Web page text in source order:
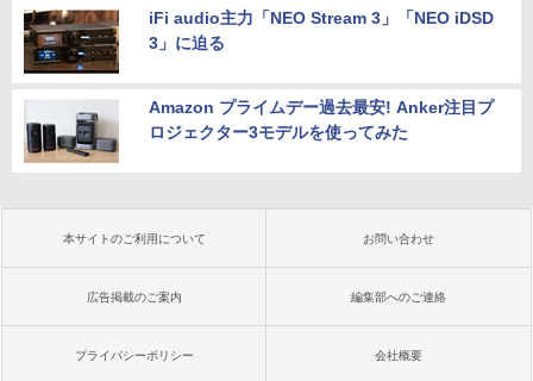
iFi audio主力「NEO Stream 3」「NEO iDSD
3」に迫る
Amazon プライムデー過去最安! Anker注目プ
ロジェクター3モデルを使ってみた
本サイトのご利用について お問い合わせ
広告掲載のご案内 編集部へのご連絡
プライバシーポリシー 会社概要